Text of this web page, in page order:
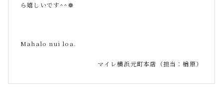
ら嬉しいです^^❁
Mahalo nui loa.
マイレ横浜元町本店（担当：楢原）